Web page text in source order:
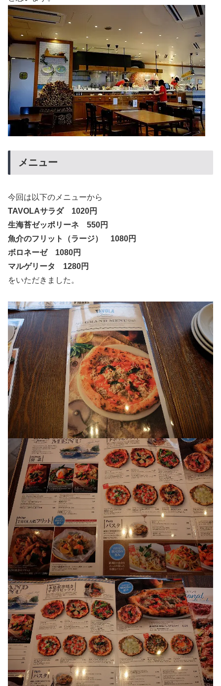
メニュー
今回は以下のメニューから
TAVOLAサラダ 1020円
生海苔ゼッポリーネ 550円
魚介のフリット（ラージ） 1080円
ボロネーゼ 1080円
マルゲリータ 1280円
をいただきました。